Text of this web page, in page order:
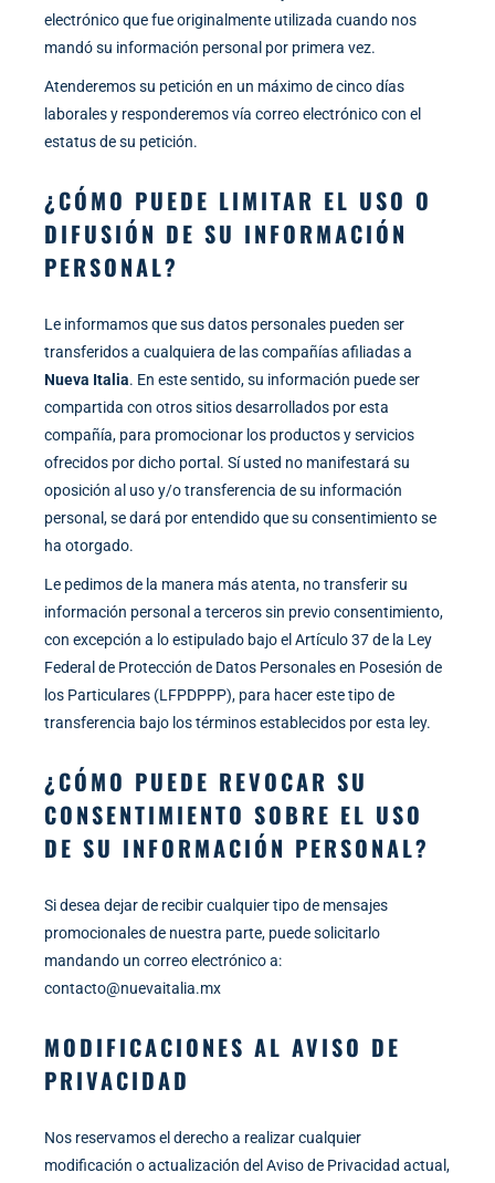
electrónico que fue originalmente utilizada cuando nos
mandó su información personal por primera vez.
Atenderemos su petición en un máximo de cinco días
laborales y responderemos vía correo electrónico con el
estatus de su petición.
¿CÓMO PUEDE LIMITAR EL USO O
DIFUSIÓN DE SU INFORMACIÓN
PERSONAL?
Le informamos que sus datos personales pueden ser
transferidos a cualquiera de las compañías afiliadas a
Nueva Italia. En este sentido, su información puede ser
compartida con otros sitios desarrollados por esta
compañía, para promocionar los productos y servicios
ofrecidos por dicho portal. Sí usted no manifestará su
oposición al uso y/o transferencia de su información
personal, se dará por entendido que su consentimiento se
ha otorgado.
Le pedimos de la manera más atenta, no transferir su
información personal a terceros sin previo consentimiento,
con excepción a lo estipulado bajo el Artículo 37 de la Ley
Federal de Protección de Datos Personales en Posesión de
los Particulares (LFPDPPP), para hacer este tipo de
transferencia bajo los términos establecidos por esta ley.
¿CÓMO PUEDE REVOCAR SU
CONSENTIMIENTO SOBRE EL USO
DE SU INFORMACIÓN PERSONAL?
Si desea dejar de recibir cualquier tipo de mensajes
promocionales de nuestra parte, puede solicitarlo
mandando un correo electrónico a:
contacto@nuevaitalia.mx
MODIFICACIONES AL AVISO DE
PRIVACIDAD
Nos reservamos el derecho a realizar cualquier
modificación o actualización del Aviso de Privacidad actual,